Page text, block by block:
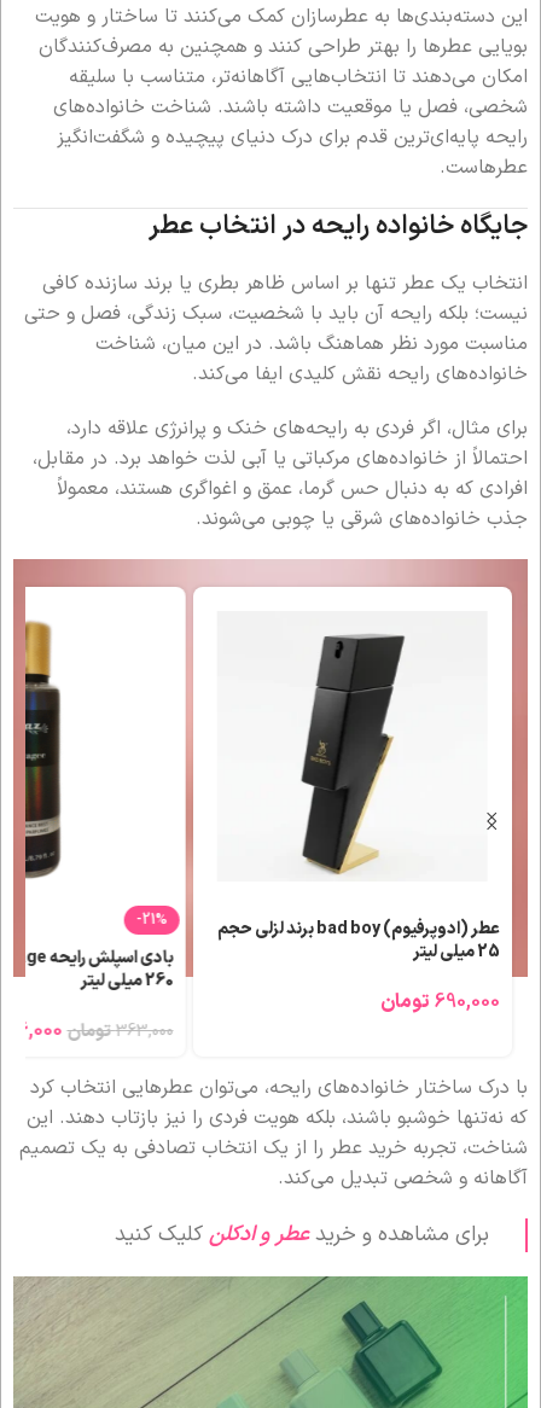
این دسته‌بندی‌ها به عطرسازان کمک می‌کنند تا ساختار و هویت
بویایی عطرها را بهتر طراحی کنند و همچنین به مصرف‌کنندگان
امکان می‌دهند تا انتخاب‌هایی آگاهانه‌تر، متناسب با سلیقه
شخصی، فصل یا موقعیت داشته باشند. شناخت خانواده‌های
رایحه پایه‌ای‌ترین قدم برای درک دنیای پیچیده و شگفت‌انگیز
عطرهاست.
جایگاه خانواده رایحه در انتخاب عطر
انتخاب یک عطر تنها بر اساس ظاهر بطری یا برند سازنده کافی
نیست؛ بلکه رایحه آن باید با شخصیت، سبک زندگی، فصل و حتی
مناسبت مورد نظر هماهنگ باشد. در این میان، شناخت
خانواده‌های رایحه نقش کلیدی ایفا می‌کند.
برای مثال، اگر فردی به رایحه‌های خنک و پرانرژی علاقه دارد،
احتمالاً از خانواده‌های مرکباتی یا آبی لذت خواهد برد. در مقابل،
افرادی که به دنبال حس گرما، عمق و اغواگری هستند، معمولاً
جذب خانواده‌های شرقی یا چوبی می‌شوند.
عطر (ادوپرفیوم) bad boy برند لزلی حجم
25 میلی لیتر
690,000 تومان
-21%
260 میلی لیتر
363,000تومان
با درک ساختار خانواده‌های رایحه، می‌توان عطرهایی انتخاب کرد
که نه‌تنها خوشبو باشند، بلکه هویت فردی را نیز بازتاب دهند. این
شناخت، تجربه خرید عطر را از یک انتخاب تصادفی به یک تصمیم
آگاهانه و شخصی تبدیل می‌کند.
برای مشاهده و خریدعطر و ادکلنکلیک کنید